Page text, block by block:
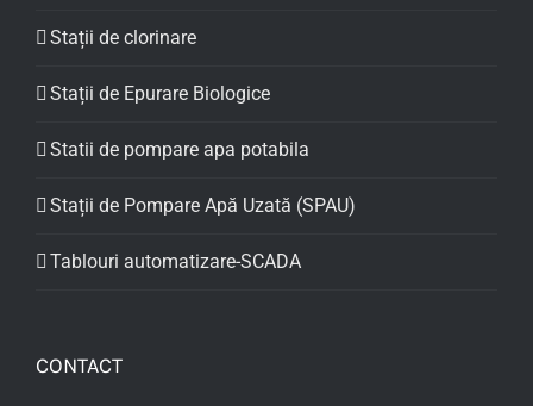
Stații de clorinare
Stații de Epurare Biologice
Statii de pompare apa potabila
Stații de Pompare Apă Uzată (SPAU)
Tablouri automatizare-SCADA
CONTACT